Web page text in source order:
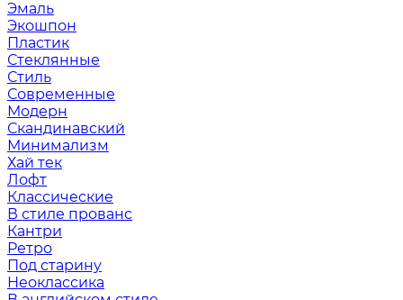
Эмаль
Экошпон
Пластик
Стеклянные
Стиль
Современные
Модерн
Скандинавский
Минимализм
Хай тек
Лофт
Классические
В стиле прованс
Кантри
Ретро
Под старину
Неоклассика